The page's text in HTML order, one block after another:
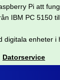
Pi att
IBM PC 5150
digitala enheter i
Datorservice